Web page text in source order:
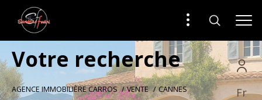
Fr
Votre recherche
AGENCE IMMOBILIÈRE CARROS VENTE CANNES